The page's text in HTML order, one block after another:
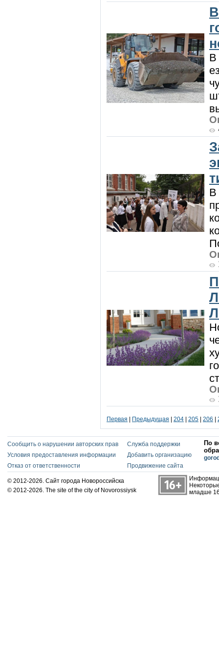
В
В
Первая Предыдущая 204 205 206
Сообщить о нарушении авторских прав
Условия предоставления информации
Отказ от ответственности
Служба поддержки
Добавить организацию
Продвижение сайта
По
© 2012-2026. Сайт города Новороссийска
© 2012-2026. The site of the city of Novorossiysk
младше